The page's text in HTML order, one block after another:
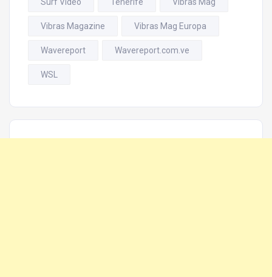
Vibras Magazine Vibras Mag Europa
Wavereport Wavereport.com.ve
WSL